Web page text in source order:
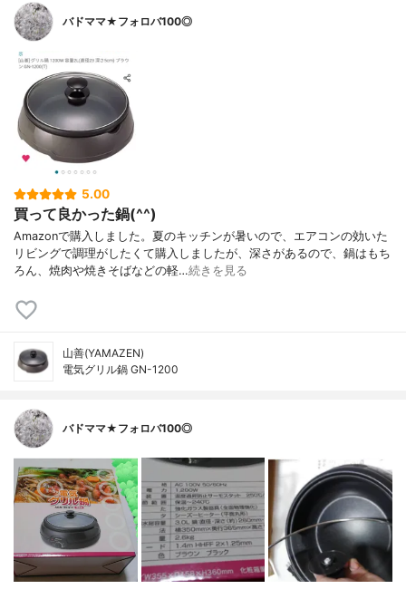
バドママ★フォロバ100◎
5.00
買って良かった鍋(^^)
Amazonで購入しました。夏のキッチンが暑いので、エアコンの効いた
リビングで調理がしたくて購入しましたが、深さがあるので、鍋はもち
ろん、焼肉や焼きそばなどの軽…続きを見る
山善(YAMAZEN)
電気グリル鍋 GN-1200
バドママ★フォロバ100◎